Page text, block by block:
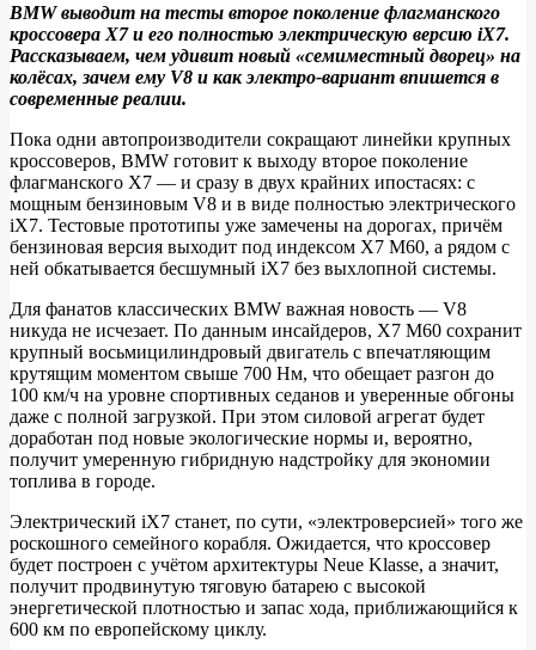
Новый
BMW
X7
и
электрический
iX7,
который
готовится
стать
электрокоролём
автобанов
BMW выводит на тесты второе поколение флагманского
кроссовера X7 и его полностью электрическую версию iX7.
Рассказываем, чем удивит новый «семиместный дворец» на
колёсах, зачем ему V8 и как электро‑вариант впишется в
современные реалии.
Пока одни автопроизводители сокращают линейки крупных
кроссоверов, BMW готовит к выходу второе поколение
флагманского X7 — и сразу в двух крайних ипостасях: с
мощным бензиновым V8 и в виде полностью электрического
iX7. Тестовые прототипы уже замечены на дорогах, причём
бензиновая версия выходит под индексом X7 M60, а рядом с
ней обкатывается бесшумный iX7 без выхлопной системы.
Для фанатов классических BMW важная новость — V8
никуда не исчезает. По данным инсайдеров, X7 M60 сохранит
крупный восьмицилиндровый двигатель с впечатляющим
крутящим моментом свыше 700 Нм, что обещает разгон до
100 км/ч на уровне спортивных седанов и уверенные обгоны
даже с полной загрузкой. При этом силовой агрегат будет
доработан под новые экологические нормы и, вероятно,
получит умеренную гибридную надстройку для экономии
топлива в городе.
Электрический iX7 станет, по сути, «электроверсией» того же
роскошного семейного корабля. Ожидается, что кроссовер
будет построен с учётом архитектуры Neue Klasse, а значит,
получит продвинутую тяговую батарею с высокой
энергетической плотностью и запас хода, приближающийся к
600 км по европейскому циклу.